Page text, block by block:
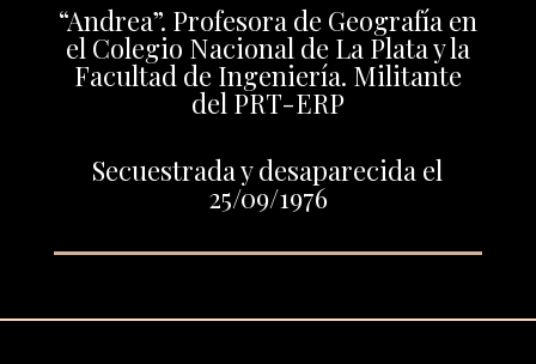
“Andrea”. Profesora de Geografía en
el Colegio Nacional de La Plata y la
Facultad de Ingeniería. Militante
del PRT-ERP
Secuestrada y desaparecida el
25/09/1976